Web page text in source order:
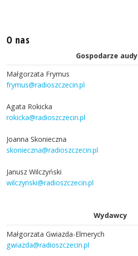
O nas
Gospodarze
Małgorzata Frymus
frymus@radioszczecin.pl
Agata Rokicka
rokicka@radioszczecin.pl
Joanna Skonieczna
skonieczna@radioszczecin.pl
Janusz Wilczyński
wilczynski@radioszczecin.pl
Wydawcy
Małgorzata Gwiazda-Elmerych
gwiazda@radioszczecin.pl